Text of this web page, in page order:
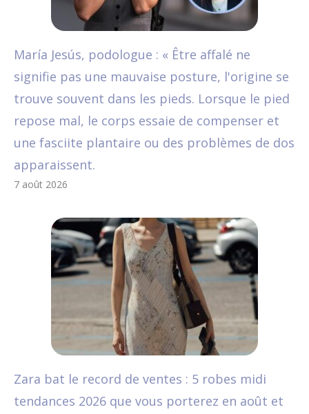
María Jesús, podologue : « Être affalé ne
signifie pas une mauvaise posture, l'origine se
trouve souvent dans les pieds. Lorsque le pied
repose mal, le corps essaie de compenser et
une fasciite plantaire ou des problèmes de dos
apparaissent.
7 août 2026
Zara bat le record de ventes : 5 robes midi
tendances 2026 que vous porterez en août et